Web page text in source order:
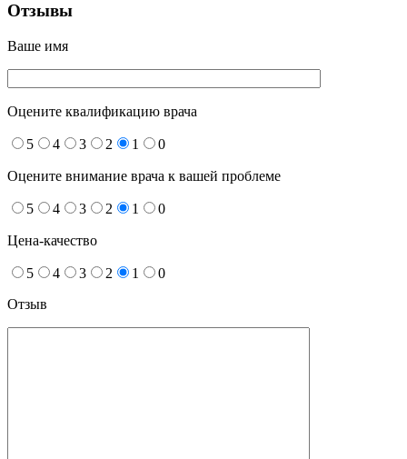
Отзывы
Ваше имя
Оцените квалификацию врача
5 4 3 2 1 0
Оцените внимание врача к вашей проблеме
5 4 3 2 1 0
Цена-качество
5 4 3 2 1
0
Отзыв